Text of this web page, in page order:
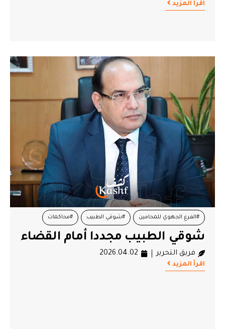
اقرأ المزيد
#الفرع الجهوي للمحامين #شوقي الطبيب #محاكمات
#محامين
شوقي الطبيب مجددا أمام القضاء
فريق التحرير 2026.04.02
اقرأ المزيد